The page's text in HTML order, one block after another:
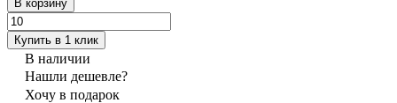
В корзину
Купить в 1 клик
В наличии
Нашли дешевле?
Хочу в подарок